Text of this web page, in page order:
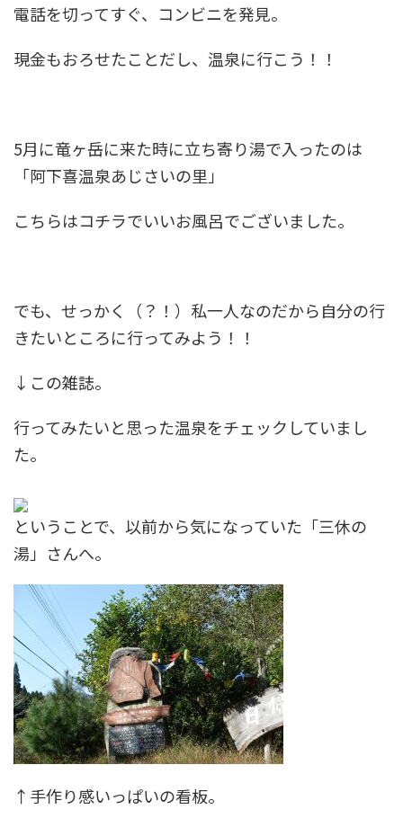
電話を切ってすぐ、コンビニを発見。
現金もおろせたことだし、温泉に行こう！！
5月に竜ヶ岳に来た時に立ち寄り湯で入ったのは
「阿下喜温泉あじさいの里」
こちらはコチラでいいお風呂でございました。
でも、せっかく（？！）私一人なのだから自分の行
きたいところに行ってみよう！！
↓この雑誌。
行ってみたいと思った温泉をチェックしていまし
た。
ということで、以前から気になっていた「三休の
湯」さんへ。
↑手作り感いっぱいの看板。